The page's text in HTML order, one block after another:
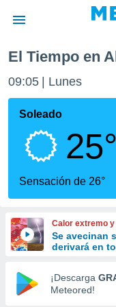
de
por
que se
calidad.
a este
las
y
forma
digital
basada
El Tiempo en
09:05 Lunes
Soleado
25°
Sensación de 26°
Calor extremo
Se avecinan
derivará en
¡Descarga
Meteored!